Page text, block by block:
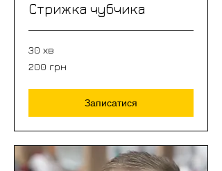
Стрижка чубчика
30 хв
200
грн
200 грн
Записатися